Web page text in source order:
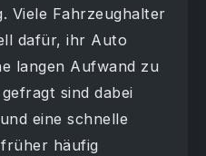
Viele Fahrzeughalter
dafür, ihr Auto
langen Aufwand zu
sind dabei
eine schnelle
häufig